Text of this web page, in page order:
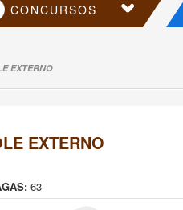
CONCURSOS
EXTERNO
EXTERNO
63